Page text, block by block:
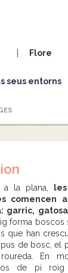
Flore
seus entorns
a la plana,
comencen
garric,
forma boscos
que han
de bosc, el
En
de pi roig